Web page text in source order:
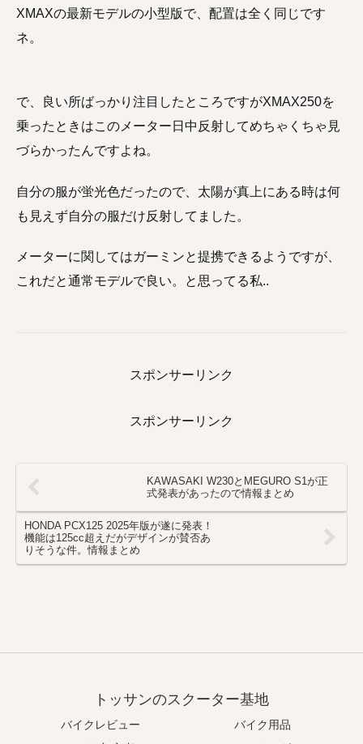
XMAXの最新モデルの小型版で、配置は全く同じです
ネ。
で、良い所ばっかり注目したところですがXMAX250を
乗ったときはこのメーター日中反射してめちゃくちゃ見
づらかったんですよね。
自分の服が蛍光色だったので、太陽が真上にある時は何
も見えず自分の服だけ反射してました。
メーターに関してはガーミンと提携できるようですが、
これだと通常モデルで良い。と思ってる私..
スポンサーリンク
スポンサーリンク
KAWASAKI W230とMEGURO S1が正
式発表があったので情報まとめ
HONDA PCX125 2025年版が遂に発表！
機能は125cc超えだがデザインが賛否あ
りそうな件。情報まとめ
トッサンのスクーター基地
バイクレビュー
バイク用品